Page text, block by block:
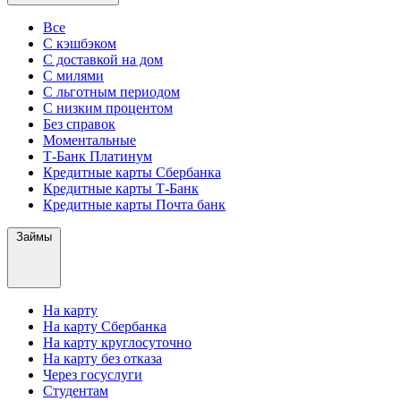
Все
С кэшбэком
С доставкой на дом
С милями
С льготным периодом
С низким процентом
Без справок
Моментальные
Т-Банк Платинум
Кредитные карты Сбербанка
Кредитные карты Т-Банк
Кредитные карты Почта банк
Займы
На карту
На карту Сбербанка
На карту круглосуточно
На карту без отказа
Через госуслуги
Студентам